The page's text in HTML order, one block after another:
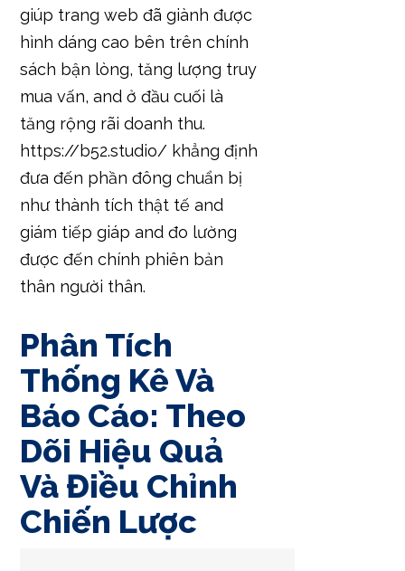
giúp trang web đã giành được
hình dáng cao bên trên chính
sách bận lòng, tăng lượng truy
mua vấn, and ở đầu cuối là
tăng rộng rãi doanh thu.
https://b52.studio/ khẳng định
đưa đến phần đông chuẩn bị
như thành tích thật tế and
giám tiếp giáp and đo lường
được đến chính phiên bản
thân người thân.
Phân Tích
Thống Kê Và
Báo Cáo: Theo
Dõi Hiệu Quả
Và Điều Chỉnh
Chiến Lược